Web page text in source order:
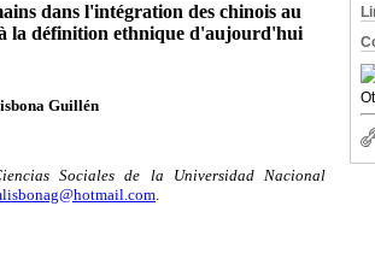
dans l'intégration des chinois au
la définition ethnique d'aujourd'hui
Guillén
Sociales de la Universidad Nacional